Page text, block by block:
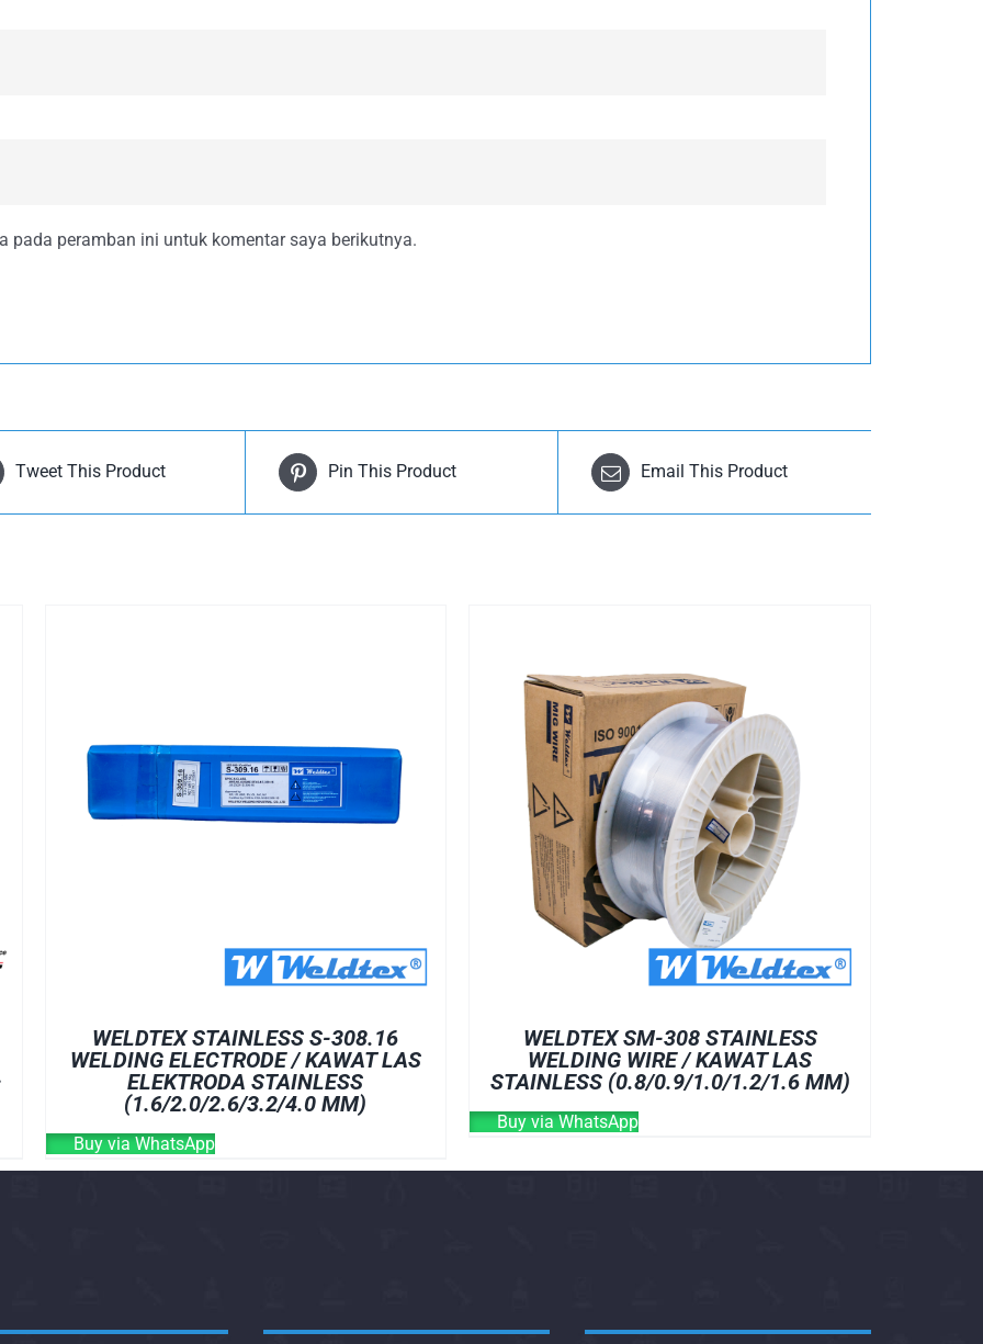
pada peramban ini untuk komentar saya berikutnya.
Tweet This Product Pin This Product Email This Product
WELDTEX STAINLESS S-308.16
WELDING ELECTRODE / KAWAT LAS
ELEKTRODA STAINLESS
(1.6/2.0/2.6/3.2/4.0 MM)
Buy via WhatsApp
WELDTEX SM-308 STAINLESS
WELDING WIRE / KAWAT LAS
STAINLESS (0.8/0.9/1.0/1.2/1.6 MM)
Buy via WhatsApp